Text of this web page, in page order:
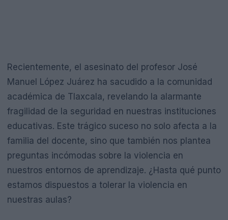
Recientemente, el asesinato del profesor José
Manuel López Juárez ha sacudido a la comunidad
académica de Tlaxcala, revelando la alarmante
fragilidad de la seguridad en nuestras instituciones
educativas. Este trágico suceso no solo afecta a la
familia del docente, sino que también nos plantea
preguntas incómodas sobre la violencia en
nuestros entornos de aprendizaje. ¿Hasta qué punto
estamos dispuestos a tolerar la violencia en
nuestras aulas?